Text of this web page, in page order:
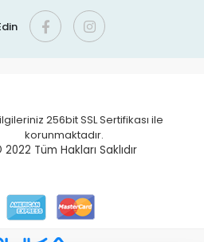
256bit SSL Sertifikası ile
korunmaktadır.
2022 Tüm Hakları Saklıdır